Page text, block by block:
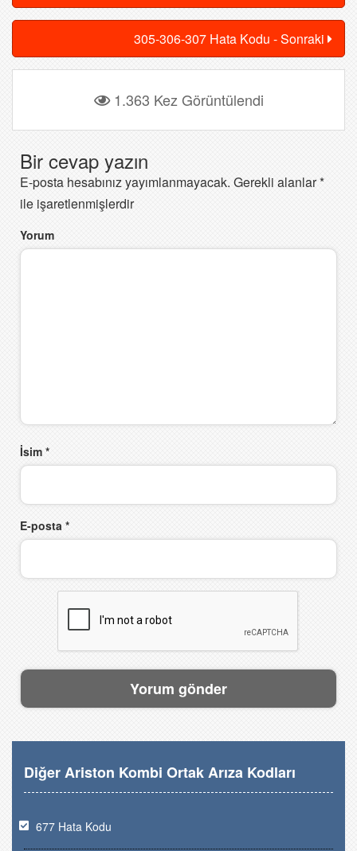
305-306-307 Hata Kodu - Sonraki
1.363 Kez Görüntülendi
Bir cevap yazın
E-posta hesabınız yayımlanmayacak. Gerekli alanlar*
ile işaretlenmişlerdir
Yorum
İsim *
E-posta *
Diğer Ariston Kombi Ortak Arıza Kodları
677 Hata Kodu